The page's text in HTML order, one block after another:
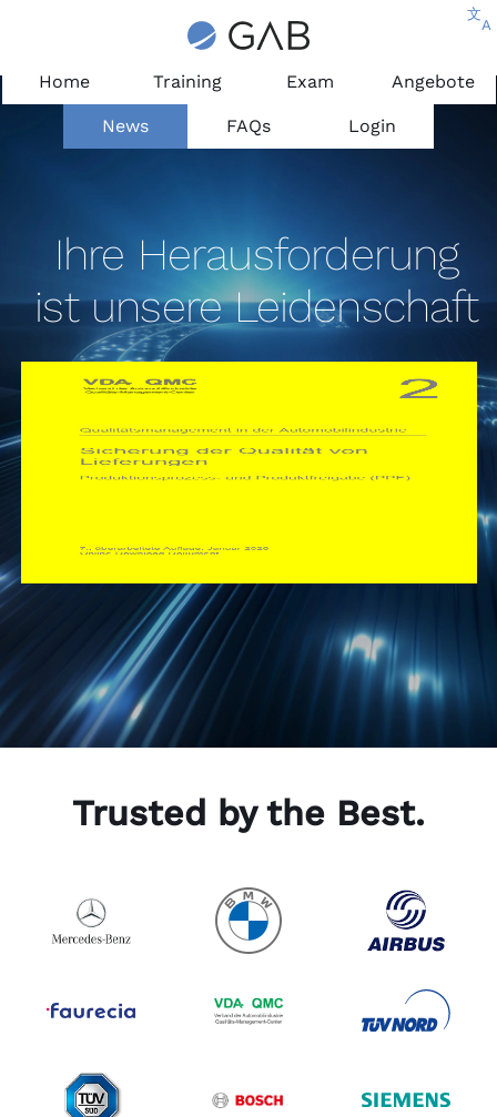
文
A
Home Training Exam Angebote
News FAQs Login
Ihre Herausforderung
ist unsere Leidenschaft
Trusted by the Best.